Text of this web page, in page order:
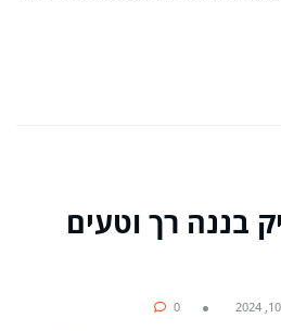
בננה רך וטעים
0